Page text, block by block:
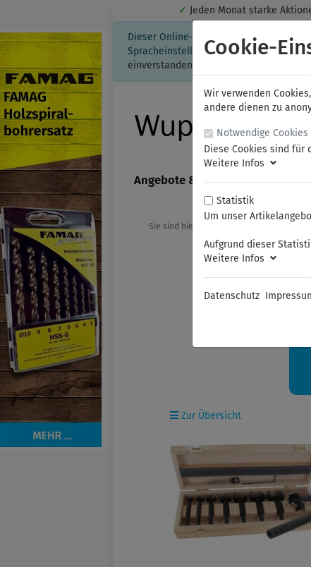
✓ Jeden Monat starke
Dieser Online-Shop verwendet
Spracheinstellung auf Ihrem Rechner
einverstanden, klicken Sie bitte hier.
Angebote & Neuheiten
Sie sind hier:
Zur Übersicht
Cookie-
Wir verwenden
andere dienen zu
Notwendige Cookies
Diese Cookies sind für
Weitere Infos
Statistik
Um unser
Aufgrund dieser
Weitere Infos
Datenschutz